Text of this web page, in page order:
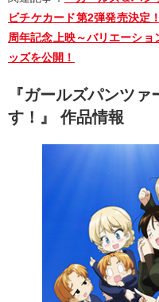
ビチケカード第2弾発売決定
周年記念上映～バリエーシ
ッズを公開！
『ガールズパンツ
す！』 作品情報